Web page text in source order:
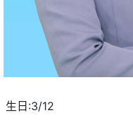
生日:3/12